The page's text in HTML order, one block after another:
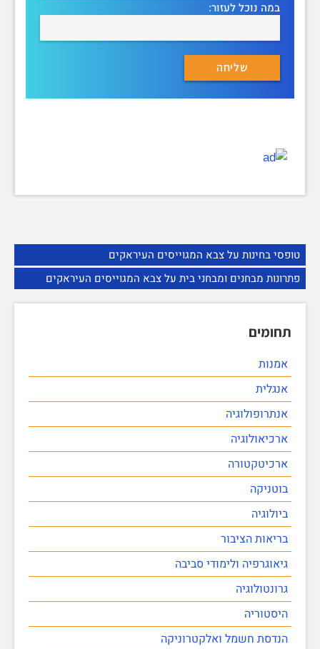
טופסי בחינות על צבא המגוייסים העיראקים
פתרונות מבחנים ומבחני בית על צבא המגוייסים העיראקים
תחומים
אמנות
אנגלית
אנתרופולוגיה
ארכיאולוגיה
ארכיטקטורה
בוטניקה
ביולוגיה
בריאות הציבור
גיאוגרפיה ולימודי סביבה
גרונטולוגיה
היסטוריה
הנדסת חשמל ואלקטרוניקה
במה נוכל לעזור: